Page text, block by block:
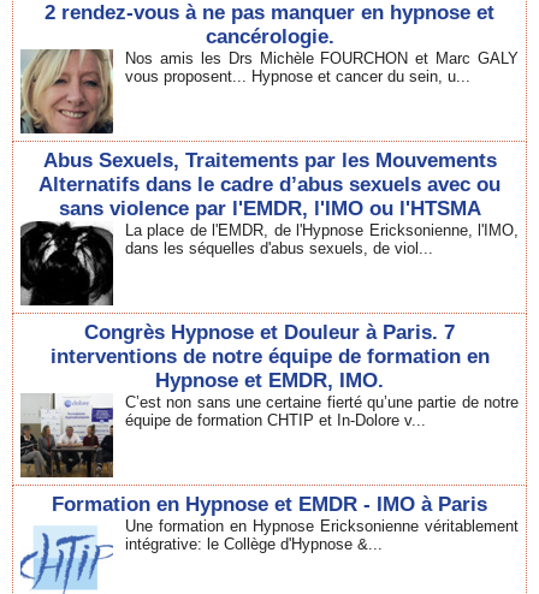
2 rendez-vous à ne pas manquer en hypnose et
cancérologie.
Nos amis les Drs Michèle FOURCHON et Marc GALY
vous proposent... Hypnose et cancer du sein, u...
Abus Sexuels, Traitements par les Mouvements
Alternatifs dans le cadre d’abus sexuels avec ou
sans violence par l'EMDR, l'IMO ou l'HTSMA
La place de l'EMDR, de l'Hypnose Ericksonienne, l'IMO,
dans les séquelles d'abus sexuels, de viol...
Congrès Hypnose et Douleur à Paris. 7
interventions de notre équipe de formation en
Hypnose et EMDR, IMO.
C’est non sans une certaine fierté qu’une partie de notre
équipe de formation CHTIP et In-Dolore v...
Formation en Hypnose et EMDR - IMO à Paris
Une formation en Hypnose Ericksonienne véritablement
intégrative: le Collège d'Hypnose &...